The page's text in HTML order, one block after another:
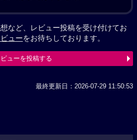
など、レビュー投稿を受け付けてお
ューをお待ちしております。
ビューを投稿する
最終更新日：2026-07-29 11:50:53